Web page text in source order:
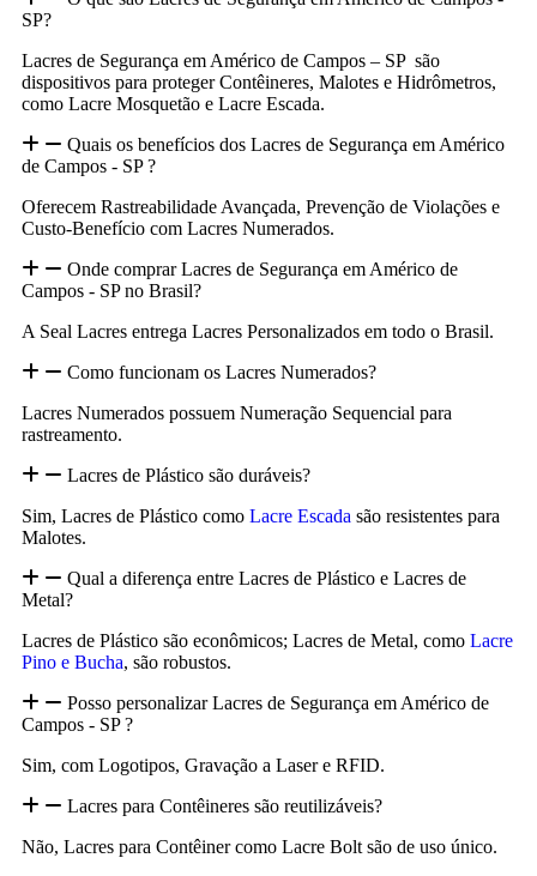
SP?
Lacres de Segurança em Américo de Campos – SP são
dispositivos para proteger Contêineres, Malotes e Hidrômetros,
como Lacre Mosquetão e Lacre Escada.
Quais os benefícios dos Lacres de Segurança em Américo
de Campos - SP ?
Oferecem Rastreabilidade Avançada, Prevenção de Violações e
Custo-Benefício com Lacres Numerados.
Onde comprar Lacres de Segurança em Américo de
Campos - SP no Brasil?
A Seal Lacres entrega Lacres Personalizados em todo o Brasil.
Como funcionam os Lacres Numerados?
Lacres Numerados possuem Numeração Sequencial para
rastreamento.
Lacres de Plástico são duráveis?
Sim, Lacres de Plástico como Lacre Escada são resistentes para
Malotes.
Qual a diferença entre Lacres de Plástico e Lacres de
Metal?
Lacres de Plástico são econômicos; Lacres de Metal, como Lacre
Pino e Bucha, são robustos.
Posso personalizar Lacres de Segurança em Américo de
Campos - SP ?
Sim, com Logotipos, Gravação a Laser e RFID.
Lacres para Contêineres são reutilizáveis?
Não, Lacres para Contêiner como Lacre Bolt são de uso único.